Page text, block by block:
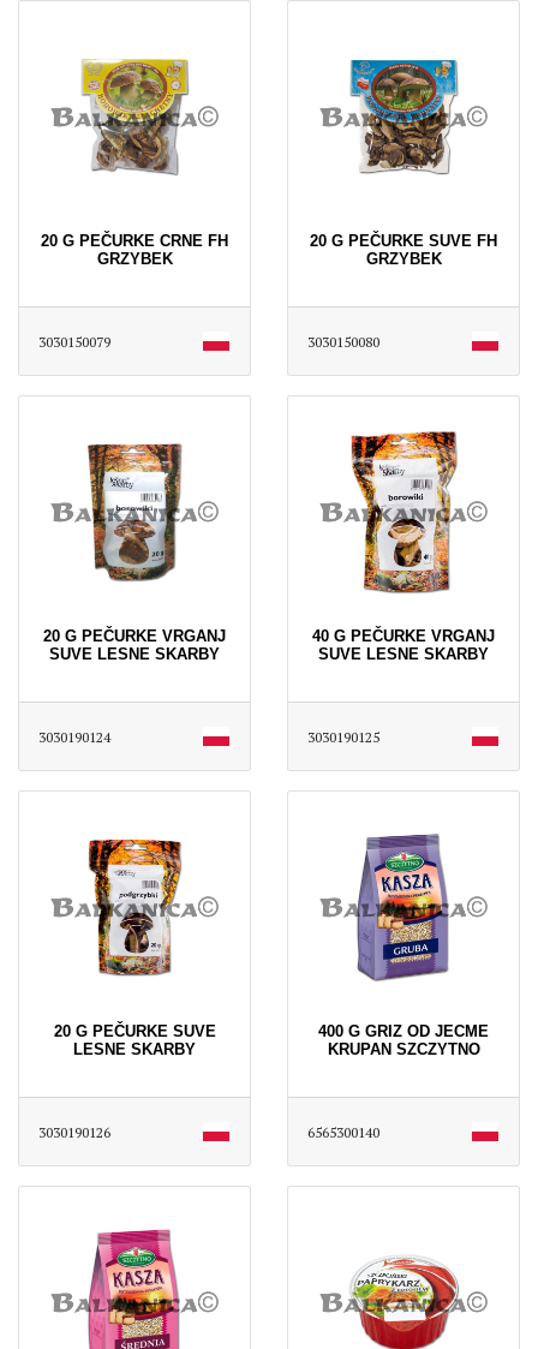
20 G PEČURKE CRNE FH
GRZYBEK
3030150079
20 G PEČURKE SUVE FH
GRZYBEK
3030150080
20 G PEČURKE VRGANJ
SUVE LESNE SKARBY
3030190124
40 G PEČURKE VRGANJ
SUVE LESNE SKARBY
3030190125
20 G PEČURKE SUVE
LESNE SKARBY
3030190126
400 G GRIZ OD JECME
KRUPAN SZCZYTNO
6565300140